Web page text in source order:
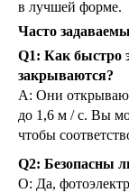
в лучшей форме.
Часто
Q1: Как быстро
закрываются?
А: Они
до 1,6 м / с. Вы
чтобы
Q2: Безопасны
О: Да,